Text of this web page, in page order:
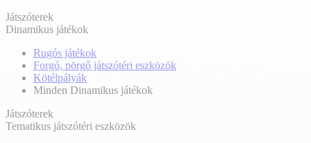
Játszóterek
Dinamikus játékok
Rugós játékok
Forgó, pörgő játszótéri eszközök
Kötélpályák
Minden Dinamikus játékok
Játszóterek
Tematikus játszótéri eszközök